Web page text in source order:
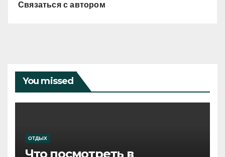
Связаться с автором
You missed
ОТДЫХ
Что посмотреть в